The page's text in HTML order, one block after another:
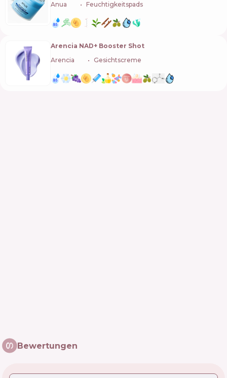
Anua
Feuchtigkeitspads
Arencia NAD+ Booster Shot
Arencia
Gesichtscreme
Bewertungen